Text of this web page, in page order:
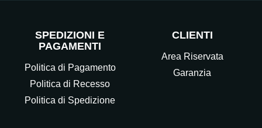
SPEDIZIONI E
PAGAMENTI
Politica di Pagamento
Politica di Recesso
Politica di Spedizione
CLIENTI
Area Riservata
Garanzia